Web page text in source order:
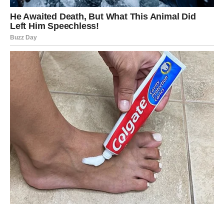
susreti koji raduju ili osećaj da se stvari same slažu bez
borbe. Ono što ovu sreću čini posebnom jeste činjenica
da ne dolazi kao nagrada za trud u poslednjem trenutku,
već kaoposledica odluka koje je Vodolija donela ranije,
često onda kada je birala sebe umesto tuđih očekivanja.
Na emotivnom planu, Vodolija se oseća slobodno i
voljeno – bilo kroz stabilan odnos, novo poznanstvo ili
jednostavno kroz osećaj da joj ljubav više nije izvor
stresa. Na svim drugim poljima, postoji utisak da
Univerzum „gura s leđa“, otvarajući vrata tamo gde su
nekada bila zatvorena.
Ovo je period u kojem Vodolija treba da prihvati sreću bez
straha i krivice, jernije svaka radost prolazna, niti je
svaka sreća slučajna.